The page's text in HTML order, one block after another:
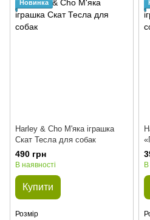
Новинка
Harley & Cho М'яка іграшка
Скат Тесла для собак
490 грн
В наявності
Купити
Розмір